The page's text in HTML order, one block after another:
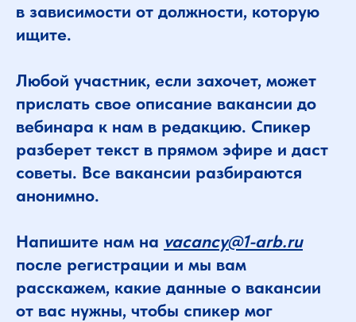
в зависимости от должности, которую
ищите.
Любой участник, если захочет, может
прислать свое описание вакансии до
вебинара к нам в редакцию. Спикер
разберет текст в прямом эфире и даст
советы. Все вакансии разбираются
анонимно.
Напишите нам на vacancy@1-arb.ru
после регистрации и мы вам
расскажем, какие данные о вакансии
от вас нужны, чтобы спикер мог